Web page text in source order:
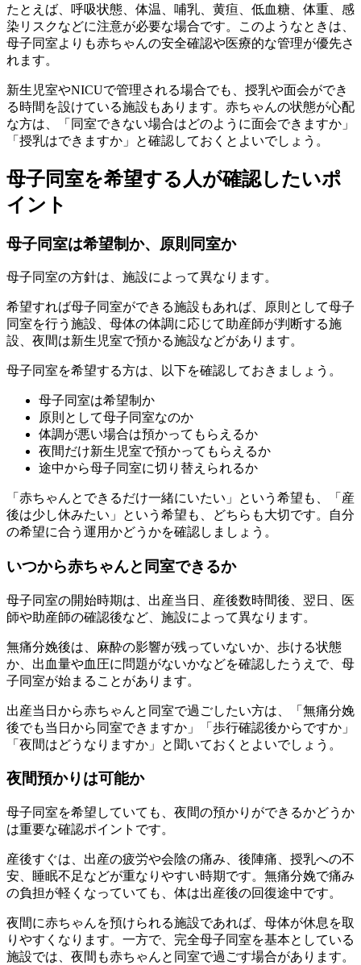
たとえば、呼吸状態、体温、哺乳、黄疸、低血糖、体重、感
染リスクなどに注意が必要な場合です。このようなときは、
母子同室よりも赤ちゃんの安全確認や医療的な管理が優先さ
れます。
新生児室やNICUで管理される場合でも、授乳や面会ができ
る時間を設けている施設もあります。赤ちゃんの状態が心配
な方は、「同室できない場合はどのように面会できますか」
「授乳はできますか」と確認しておくとよいでしょう。
母子同室を希望する人が確認したいポ
イント
母子同室は希望制か、原則同室か
母子同室の方針は、施設によって異なります。
希望すれば母子同室ができる施設もあれば、原則として母子
同室を行う施設、母体の体調に応じて助産師が判断する施
設、夜間は新生児室で預かる施設などがあります。
母子同室を希望する方は、以下を確認しておきましょう。
母子同室は希望制か
原則として母子同室なのか
体調が悪い場合は預かってもらえるか
夜間だけ新生児室で預かってもらえるか
途中から母子同室に切り替えられるか
「赤ちゃんとできるだけ一緒にいたい」という希望も、「産
後は少し休みたい」という希望も、どちらも大切です。自分
の希望に合う運用かどうかを確認しましょう。
いつから赤ちゃんと同室できるか
母子同室の開始時期は、出産当日、産後数時間後、翌日、医
師や助産師の確認後など、施設によって異なります。
無痛分娩後は、麻酔の影響が残っていないか、歩ける状態
か、出血量や血圧に問題がないかなどを確認したうえで、母
子同室が始まることがあります。
出産当日から赤ちゃんと同室で過ごしたい方は、「無痛分娩
後でも当日から同室できますか」「歩行確認後からですか」
「夜間はどうなりますか」と聞いておくとよいでしょう。
夜間預かりは可能か
母子同室を希望していても、夜間の預かりができるかどうか
は重要な確認ポイントです。
産後すぐは、出産の疲労や会陰の痛み、後陣痛、授乳への不
安、睡眠不足などが重なりやすい時期です。無痛分娩で痛み
の負担が軽くなっていても、体は出産後の回復途中です。
夜間に赤ちゃんを預けられる施設であれば、母体が休息を取
りやすくなります。一方で、完全母子同室を基本としている
施設では、夜間も赤ちゃんと同室で過ごす場合があります。